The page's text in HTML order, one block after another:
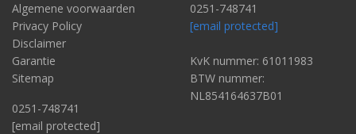
Algemene voorwaarden
Privacy Policy
Disclaimer
Garantie
Sitemap
0251-748741
[email protected]
0251-748741
[email protected]
KvK nummer: 61011983
BTW nummer:
NL854164637B01